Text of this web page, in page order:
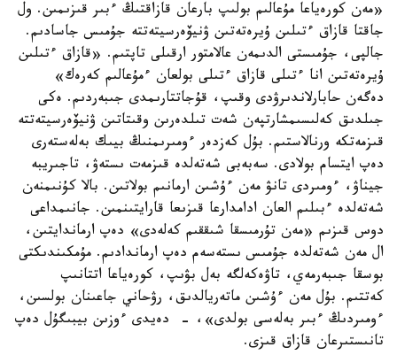
«مەن كورەياعا مۇعالىم بولىپ بارعان قازاقتىڭ ءبىر قىزىمىن. ول
جاقتا قازاق ءتىلىن ۇيرەتەتىن ۋنيۆەرسيتەتتە جۇمىس جاسادىم.
جالپى، جۇمىستى الدىمەن عالامتور ارقىلى تاپتىم. «قازاق ءتىلىن
ۇيرەتەتىن انا ءتىلى قازاق ءتىلى بولعان ءمۇعالىم كەرەك»
دەگەن حابارلاندىرۋدى وقىپ، قۇجاتتارىمدى جىبەردىم. ەكى
جىلدىق كەلىسىمشارتپەن شەت تىلدەرىن وقىتاتىن ۋنيۆەرسيتەتتە
قىزمەتكە ورنالاستىم. بۇل كەزدەر ءومىرىمنىڭ بيىك بەلەستەرى
دەپ ايتسام بولادى. سەبەبى شەتەلدە قىزمەت ىستەۋ، تاجىريبە
جيناۋ، ءومىردى تانۋ مەن ءۇشىن ارمانىم بولاتىن. بالا كۇنىمنەن
شەتەلدە ءبىلىم العان ادامدارعا قىزىعا قارايتىنمىن. جانىمداعى
دوس قىزىم «مەن تۇرمىسقا شىققىم كەلەدى» دەپ ارماندايتىن،
ال مەن شەتەلدە جۇمىس ىستەسەم دەپ ارماندادىم. مۇمكىندىكتى
بوسقا جىبەرمەي، تاۋەكەلگە بەل بۋىپ، كورەياعا اتتانىپ
كەتتىم. بۇل مەن ءۇشىن ماتەريالدىق، رۋحاني جاعىنان بولسىن،
ءومىردىڭ ءبىر بەلەسى بولدى»، - دەيدى ءوزىن بيبىگۇل دەپ
تانىستىرعان قازاق قىزى.